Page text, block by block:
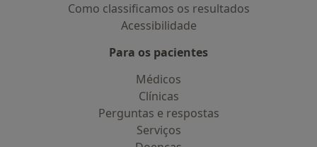
Como classificamos os resultados
Acessibilidade
Para os pacientes
Médicos
Clínicas
Perguntas e respostas
Serviços